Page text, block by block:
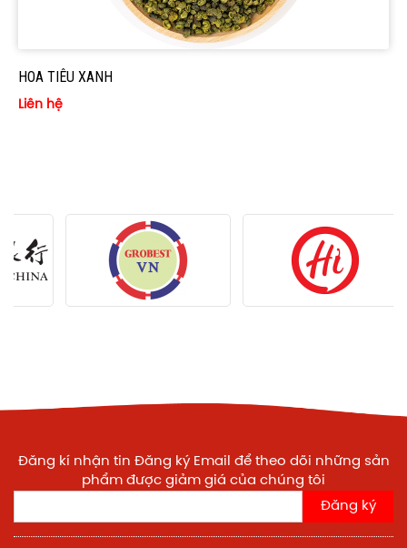
HOA TIÊU XANH
Liên hệ
Đăng kí nhận tin Đăng ký Email để theo dõi những sản
phẩm được giảm giá của chúng tôi
Đăng ký